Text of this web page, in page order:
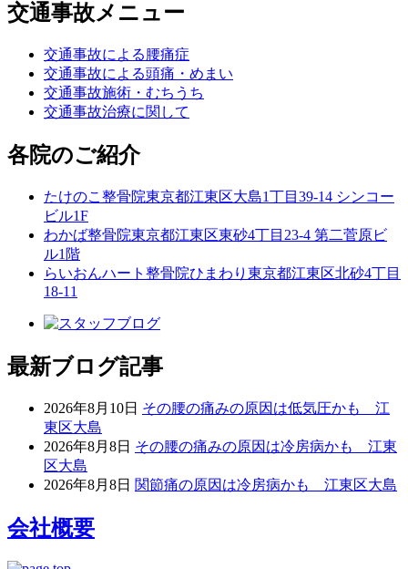
交通事故メニュー
交通事故による腰痛症
交通事故による頭痛・めまい
交通事故施術・むちうち
交通事故治療に関して
各院のご紹介
たけのこ整骨院東京都江東区大島1丁目39-14 シンコー
ビル1F
わかば整骨院東京都江東区東砂4丁目23-4 第二菅原ビ
ル1階
らいおんハート整骨院ひまわり 東京都江東区北砂4丁目
18-11
最新ブログ記事
2026年8月10日 その腰の痛みの原因は低気圧かも 江
東区大島
2026年8月8日 その腰の痛みの原因は冷房病かも 江東
区大島
2026年8月8日 関節痛の原因は冷房病かも 江東区大島
会社概要